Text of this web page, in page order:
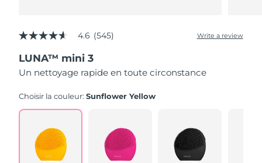
4.6
of
5
stars,
rating
Read
Reviews.
Same
page
4.6 (545) Write a review
LUNA™ mini 3
Un nettoyage rapide en toute circonstance
Choisir la couleur:Sunflower Yellow